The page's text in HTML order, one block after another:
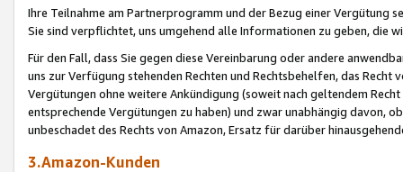
Ihre Teilnahme am Partnerprogramm und der Bezug einer Vergütung
Sie sind verpflichtet, uns umgehend alle Informationen zu geben, die
Für den Fall, dass Sie gegen diese Vereinbarung oder andere
uns zur Verfügung stehenden Rechten und Rechtsbehelfen, das
Vergütungen ohne weitere Ankündigung (soweit nach geltendem
entsprechende Vergütungen zu haben) und zwar unabhängig davon,
unbeschadet des Rechts von Amazon, Ersatz für darüber
3.Amazon-Kunden